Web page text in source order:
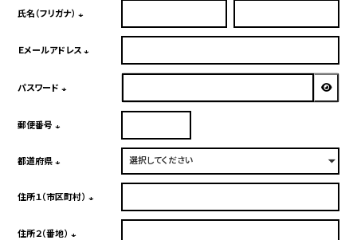
須)
氏名（フリガナ）
須)
Ｅメールアドレス
パスワード
郵便番号
須)
都道府県
須)
住所１（市区町村）
住所２（番地）